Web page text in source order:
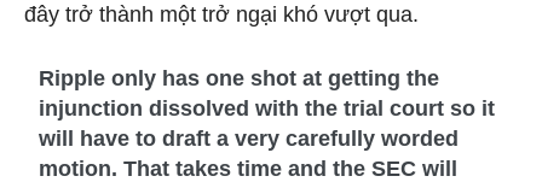
đây trở thành một trở ngại khó vượt qua.
Ripple only has one shot at getting the
injunction dissolved with the trial court so it
will have to draft a very carefully worded
motion. That takes time and the SEC will